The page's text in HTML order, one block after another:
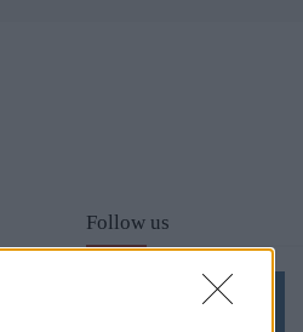
Follow us